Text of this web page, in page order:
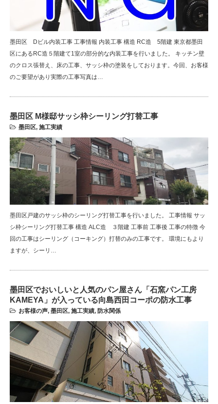
墨田区 Dビル内装工事 工事情報 内装工事 構造 RC造 5階建 東京都墨田
区にあるRC造５階建て1室の部分的な内装工事を行いました。 キッチン壁
のクロス張替え、床の工事、サッシ枠の塗装をしております。今回、お客様
のご要望があり実際の工事写真は…
墨田区 M様邸サッシ枠シーリング打替工事
墨田区, 施工実績
墨田区戸建のサッシ枠のシーリング打替工事を行いました。 工事情報 サッ
シ枠シーリング打替工事 構造 ALC造 ３階建 工事前 工事後 工事の特徴 今
回の工事はシーリング（コーキング）打替のみの工事です。 環境にもより
ますが、シーリ…
墨田区でおいしいと人気のパン屋さん「石窯パン工房
KAMEYA」が入っている向島西田コーポの防水工事
お客様の声, 墨田区, 施工実績, 防水関係